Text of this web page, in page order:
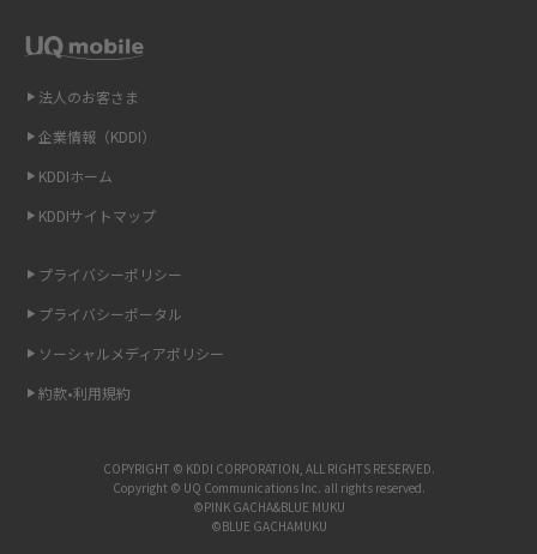
Wi-Fiを自宅に設置する方法は？必要なことやポイントも紹介
光ファイバーとは？仕組みやメリット・デメリットを初心者向けにわかり
やすく解説
を解説
6Gとはどんな通信技術？Beyond 5Gや実用化の課題などを解説
方法を解説
UQ WiMAXの評判は？特徴やメリット・デメリットを口コミと併せて紹介
アップロードが遅い原因とは？起こり得る問題と解決方法を解説
法人のお客さま
企業情報（KDDI）
KDDIホーム
KDDIサイトマップ
プライバシーポリシー
プライバシーポータル
ソーシャルメディアポリシー
約款•利用規約
COPYRIGHT © KDDI CORPORATION, ALL RIGHTS RESERVED.
Copyright © UQ Communications Inc. all rights reserved.
©PINK GACHA&BLUE MUKU
©BLUE GACHAMUKU